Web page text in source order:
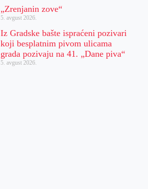
„Zrenjanin zove“
5. avgust 2026.
Iz Gradske bašte ispraćeni pozivari
koji besplatnim pivom ulicama
grada pozivaju na 41. „Dane piva“
5. avgust 2026.